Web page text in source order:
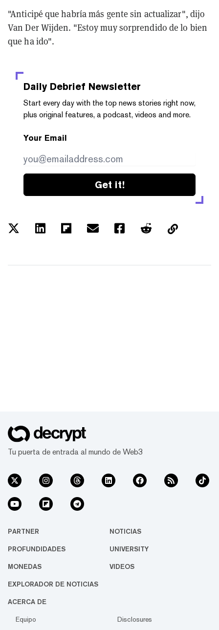
"Anticipé que habría más gente sin actualizar", dijo
Van Der Wijden. "Estoy muy sorprendido de lo bien
que ha ido".
Daily Debrief Newsletter
Start every day with the top news stories right now,
plus original features, a podcast, videos and more.
Your Email
Get it!
Tu puerta de entrada al mundo de Web3
PARTNER NOTICIAS
PROFUNDIDADES UNIVERSITY
MONEDAS VIDEOS
EXPLORADOR DE NOTICIAS
ACERCA DE
Equipo
Disclosures